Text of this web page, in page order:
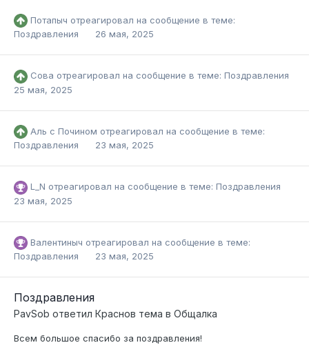
Потапыч отреагировал на сообщение в теме:
Поздравления
26 мая, 2025
Сова отреагировал на сообщение в теме: Поздравления
25 мая, 2025
Аль с Почином отреагировал на сообщение в теме:
Поздравления
23 мая, 2025
L_N отреагировал на сообщение в теме: Поздравления
23 мая, 2025
Валентиныч отреагировал на сообщение в теме:
Поздравления
23 мая, 2025
Поздравления
PavSob ответил Краснов тема в Общалка
Всем большое спасибо за поздравления!